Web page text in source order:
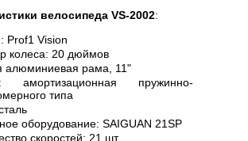
велосипеда VS-2002:
Prof1 Vision
колеса: 20 дюймов
алюминиевая рама, 11"
амортизационная пружинно-
типа
оборудование: SAIGUAN 21SP
скоростей: 21 шт.